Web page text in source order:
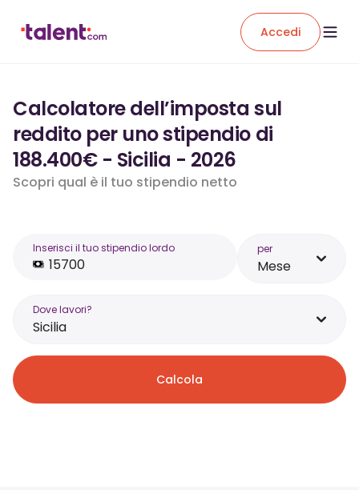
Accedi
Calcolatore dell’imposta sul
reddito per uno stipendio di
188.400€ - Sicilia - 2026
Scopri qual è il tuo stipendio netto
Inserisci il tuo stipendio lordo per
Mese
Dove lavori?
Sicilia
Calcola